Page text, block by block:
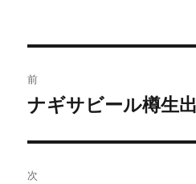
稿
ビ
前
過
の
投
ナギサビール樽生
次